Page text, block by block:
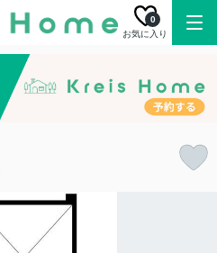
お気に入り
0